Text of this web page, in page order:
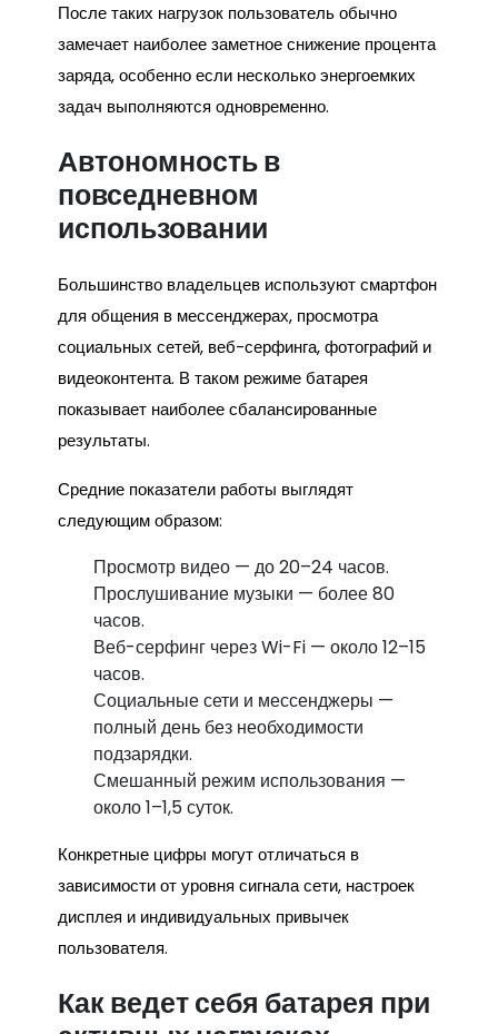
После таких нагрузок пользователь обычно
замечает наиболее заметное снижение процента
заряда, особенно если несколько энергоемких
задач выполняются одновременно.
Автономность в
повседневном
использовании
Большинство владельцев используют смартфон
для общения в мессенджерах, просмотра
социальных сетей, веб-серфинга, фотографий и
видеоконтента. В таком режиме батарея
показывает наиболее сбалансированные
результаты.
Средние показатели работы выглядят
следующим образом:
Просмотр видео — до 20–24 часов.
Прослушивание музыки — более 80
часов.
Веб-серфинг через Wi-Fi — около 12–15
часов.
Социальные сети и мессенджеры —
полный день без необходимости
подзарядки.
Смешанный режим использования —
около 1–1,5 суток.
Конкретные цифры могут отличаться в
зависимости от уровня сигнала сети, настроек
дисплея и индивидуальных привычек
пользователя.
Как ведет себя батарея при